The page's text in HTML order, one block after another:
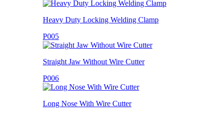
Heavy Duty Locking Welding Clamp
P005
Straight Jaw Without Wire Cutter
P006
Long Nose With Wire Cutter